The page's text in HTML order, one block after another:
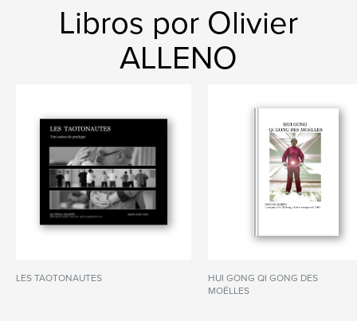
Libros por Olivier
ALLENO
LES TAOTONAUTES
HUI GONG QI GONG DES
MOËLLES